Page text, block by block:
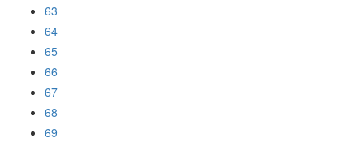
63
64
65
66
67
68
69